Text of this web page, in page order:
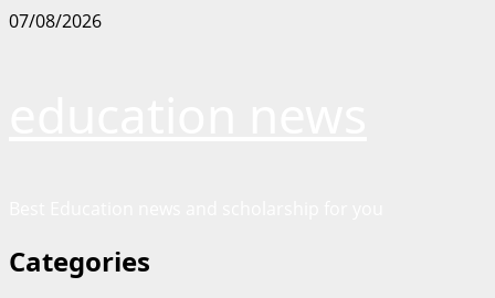
Skip
07/08/2026
Categories